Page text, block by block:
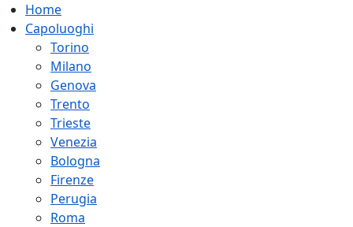
Home
Capoluoghi
Torino
Milano
Genova
Trento
Trieste
Venezia
Bologna
Firenze
Perugia
Roma